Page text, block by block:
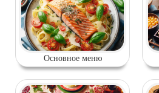
Основное меню